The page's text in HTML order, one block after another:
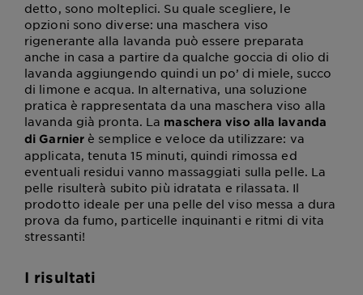
detto, sono molteplici. Su quale scegliere, le
opzioni sono diverse: una maschera viso
rigenerante alla lavanda può essere preparata
anche in casa a partire da qualche goccia di olio di
lavanda aggiungendo quindi un po’ di miele, succo
di limone e acqua. In alternativa, una soluzione
pratica è rappresentata da una maschera viso alla
lavanda già pronta. La maschera viso alla lavanda
di Garnier è semplice e veloce da utilizzare: va
applicata, tenuta 15 minuti, quindi rimossa ed
eventuali residui vanno massaggiati sulla pelle. La
pelle risulterà subito più idratata e rilassata. Il
prodotto ideale per una pelle del viso messa a dura
prova da fumo, particelle inquinanti e ritmi di vita
stressanti!
I risultati